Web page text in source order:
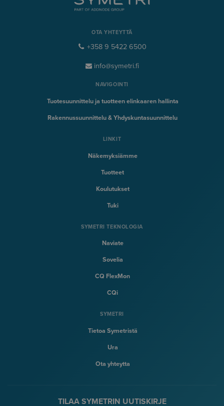
OTA YHTEYTTÄ
+358 9 5422 6500
info@symetri.fi
NAVIGOINTI
Tuotesuunnittelu ja tuotteen elinkaaren hallinta
Rakennussuunnittelu & Yhdyskuntasuunnittelu
LINKIT
Näkemyksiämme
Tuotteet
Koulutukset
Tuki
SYMETRI TEKNOLOGIA
Naviate
Sovelia
CQ FlexMon
CQi
SYMETRI
Tietoa Symetristä
Ura
Ota yhteytta
TILAA SYMETRIN UUTISKIRJE